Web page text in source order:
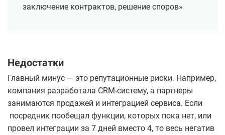
заключение контрактов, решение споров»
Недостатки
Главный минус — это репутационные риски. Например,
компания разработала CRM-систему, а партнеры
занимаются продажей и интеграцией сервиса. Если
посредник пообещал функции, которых пока нет, или
провел интеграции за 7 дней вместо 4, то весь негатив